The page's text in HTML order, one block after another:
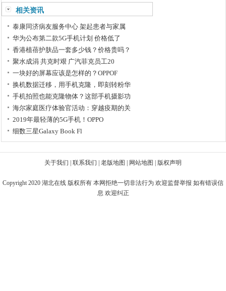
相关资讯
泰康同济病友服务中心 架起患者与家属
华为公布第二款5G手机计划 价格低了
香港植蓓护肤品一套多少钱？价格贵吗？
聚水成涓 共克时艰 广汽菲克员工20
一块好的屏幕应该是怎样的？OPPOF
换机数据迁移，用手机克隆，即刻转粉华
手机拍照也能克隆物体？这部手机摄影功
海尔家庭医疗体验官活动：穿越疫期的关
2019年最轻薄的5G手机！OPPO
细数三星Galaxy Book Fl
关于我们 联系我们 老版地图 网站地图 版权声明
Copyright 2020 湖北在线 版权所有 本网拒绝一切非法行为 欢迎监督举报 如有错误信
息 欢迎纠正